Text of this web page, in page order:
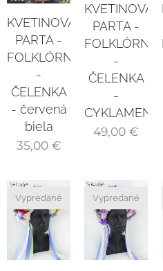
KVETINOVÁ
PARTA -
FOLKLÓRNA
-
ČELENKA
- červená
biela
35,00€
KVETINOVÁ
PARTA -
FOLKLÓRNA
-
ČELENKA
-
49,00 €
Vypredané Vypredané